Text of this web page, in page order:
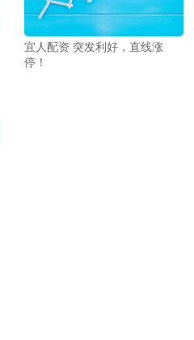
宜人配资 突发利好，直线涨
停！